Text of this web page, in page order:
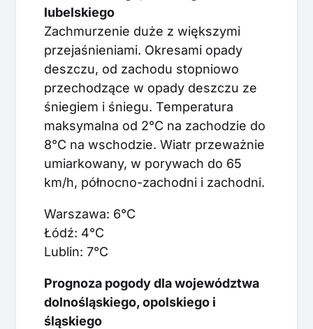
lubelskiego
Zachmurzenie duże z większymi
przejaśnieniami. Okresami opady
deszczu, od zachodu stopniowo
przechodzące w opady deszczu ze
śniegiem i śniegu. Temperatura
maksymalna od 2°C na zachodzie do
8°C na wschodzie. Wiatr przeważnie
umiarkowany, w porywach do 65
km/h, północno-zachodni i zachodni.
Warszawa: 6°C
Łódź: 4°C
Lublin: 7°C
Prognoza pogody dla województwa
dolnośląskiego, opolskiego i
śląskiego